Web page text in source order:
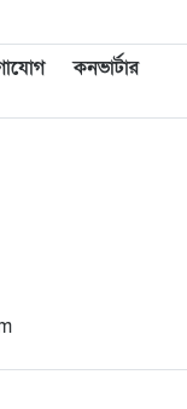
২০২৫ : সেরা
করে নিলেন
উদযাপনের
ও ঐতিহ্যের
মাঠ সংরক্ষণ
কনভার্টার